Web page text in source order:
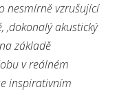
nesmírně vzrušující
‚dokonalý akustický
základě
v reálném
inspirativním